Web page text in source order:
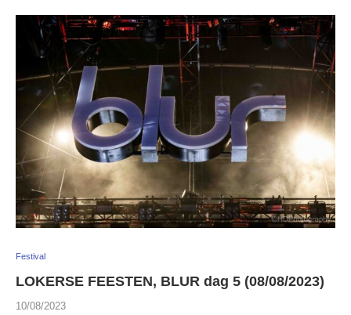
Festival
LOKERSE FEESTEN, BLUR dag 5 (08/08/2023)
10/08/2023